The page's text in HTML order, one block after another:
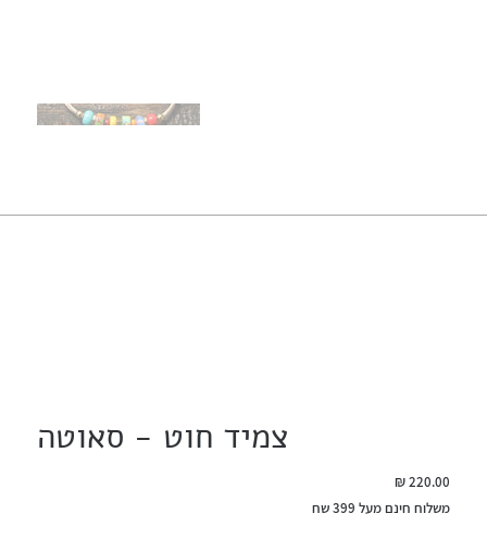
צמיד חוט - סאוטה
מחיר
משלוח חינם מעל 399 שח